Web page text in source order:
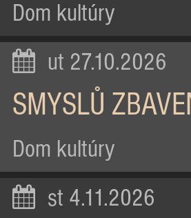
Dom kultúry
ut 27.10.2026
SMYSLŮ
Dom kultúry
st 4.11.2026